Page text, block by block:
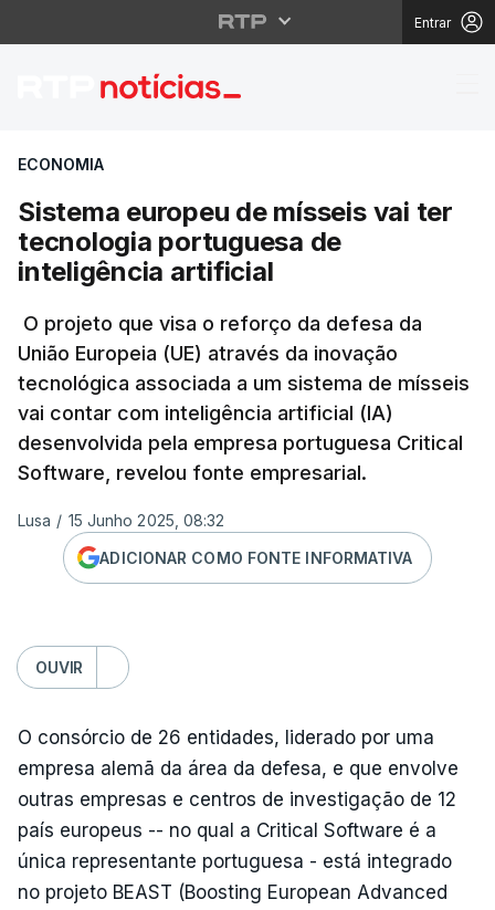
Entrar
Sistema europeu de
ECONOMIA
Sistema europeu de mísseis vai ter
tecnologia portuguesa de
inteligência artificial
O projeto que visa o reforço da defesa da
União Europeia (UE) através da inovação
tecnológica associada a um sistema de mísseis
vai contar com inteligência artificial (IA)
desenvolvida pela empresa portuguesa Critical
Software, revelou fonte empresarial.
Lusa / 15 Junho 2025, 08:32
ADICIONAR COMO FONTE INFORMATIVA
OUVIR
O consórcio de 26 entidades, liderado por uma
empresa alemã da área da defesa, e que envolve
outras empresas e centros de investigação de 12
país europeus -- no qual a Critical Software é a
única representante portuguesa - está integrado
no projeto BEAST (Boosting European Advanced